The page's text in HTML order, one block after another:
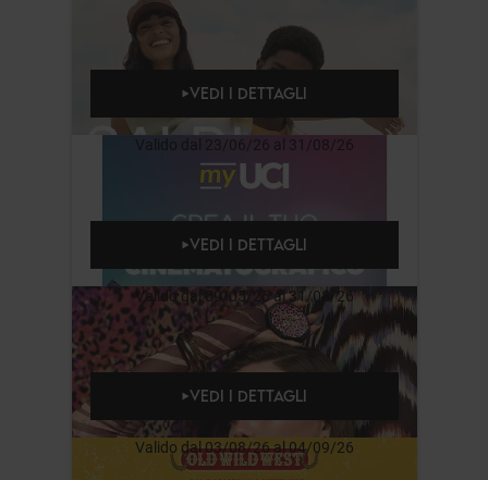
VEDI I DETTAGLI
Valido dal 23/06/26 al 31/08/26
VEDI I DETTAGLI
Valido dal 09/05/26 al 31/08/26
VEDI I DETTAGLI
Valido dal 03/08/26 al 04/09/26